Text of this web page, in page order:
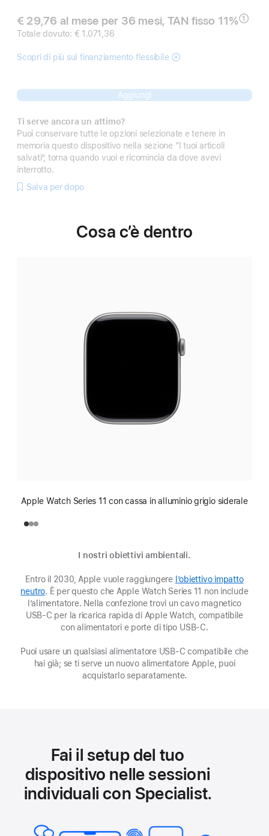
€ 29,76 al mese per 36 mesi, TAN fisso 11%①
Totale dovuto: € 1.071,36
Scopri di più sul finanziamento flessibile
Aggiungi
Ti serve ancora un attimo?
Puoi conservare tutte le opzioni selezionate e tenere in
memoria questo dispositivo nella sezione “I tuoi articoli
salvati”, torna quando vuoi e ricomincia da dove avevi
interrotto.
Salva per dopo
Cosa c’è dentro
Apple Watch Series 11 con cassa in alluminio grigio siderale
I nostri obiettivi ambientali.
Entro il 2030, Apple vuole raggiungere l’obiettivo impatto
neutro(Si
apre
in
finestra)
. È per questo che Apple Watch Series 11 non include
l’alimentatore. Nella confezione trovi un cavo magnetico
USB‑C per la ricarica rapida di Apple Watch, compatibile
con alimentatori e porte di tipo USB‑C.
Puoi usare un qualsiasi alimentatore USB‑C compatibile che
hai già; se ti serve un nuovo alimentatore Apple, puoi
acquistarlo separatamente.
Fai il setup del tuo
dispositivo nelle sessioni
individuali con Specialist.